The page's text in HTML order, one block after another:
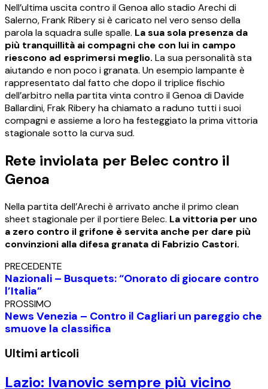
Nell’ultima uscita contro il Genoa allo stadio Arechi di
Salerno, Frank Ribery si è caricato nel vero senso della
parola la squadra sulle spalle. La sua sola presenza da
più tranquillità ai compagni che con lui in campo
riescono ad esprimersi meglio. La sua personalità sta
aiutando e non poco i granata. Un esempio lampante è
rappresentato dal fatto che dopo il triplice fischio
dell’arbitro nella partita vinta contro il Genoa di Davide
Ballardini, Frak Ribery ha chiamato a raduno tutti i suoi
compagni e assieme a loro ha festeggiato la prima vittoria
stagionale sotto la curva sud.
Rete inviolata per Belec contro il
Genoa
Nella partita dell’Arechi è arrivato anche il primo clean
sheet stagionale per il portiere Belec. La vittoria per uno
a zero contro il grifone è servita anche per dare più
convinzioni alla difesa granata di Fabrizio Castori.
PRECEDENTE
Nazionali – Busquets: “Onorato di giocare contro
l’Italia”
PROSSIMO
News Venezia – Contro il Cagliari un pareggio che
smuove la classifica
Ultimi articoli
Lazio: Ivanovic sempre più vicino